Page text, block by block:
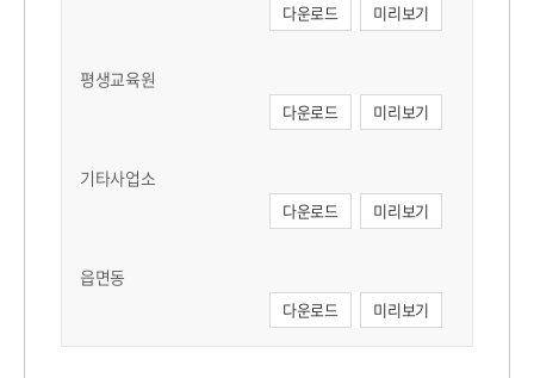
다운로드 미리보기
평생교육원
다운로드 미리보기
기타사업소
다운로드 미리보기
읍면동
다운로드 미리보기